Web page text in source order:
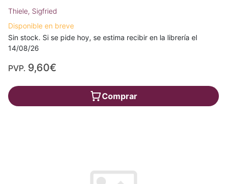
Thiele, Sigfried
Disponible en breve
Sin stock. Si se pide hoy, se estima recibir en la librería el
14/08/26
PVP. 9,60€
Comprar